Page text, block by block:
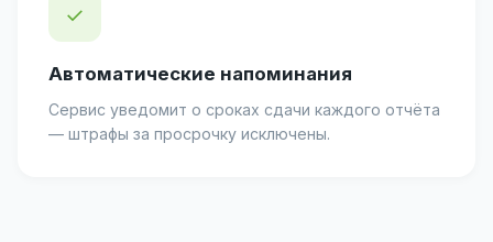
✓
Автоматические напоминания
Сервис уведомит о сроках сдачи каждого отчёта
— штрафы за просрочку исключены.